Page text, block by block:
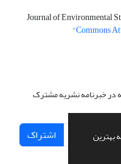
بهترین
Journal of Environmental
Commons
در خبرنامه نشریه مشترک
اشتراک